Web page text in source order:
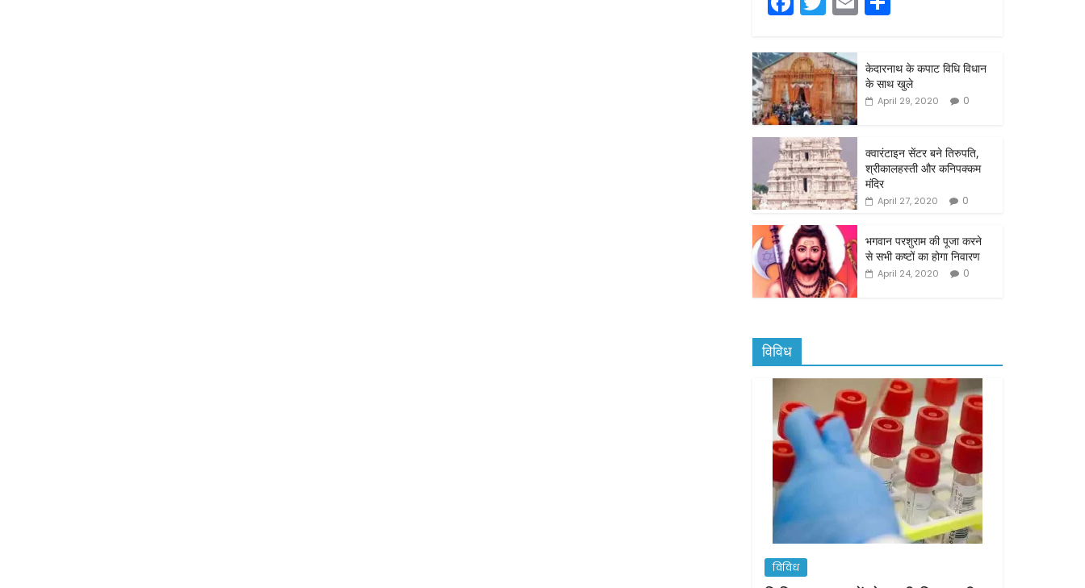
a
c
e
b
o
o
k
w
itt
er
m
ai ar
e
केदारनाथ के कपाट विधि विधान
के साथ खुले
April 29, 2020 0
क्वारंटाइन सेंटर बने तिरुपति,
श्रीकालहस्ती और कनिपक्कम
मंदिर
April 27, 2020 0
भगवान परशुराम की पूजा करने
से सभी कष्टों का होगा निवारण
April 24, 2020 0
विविध
विविध